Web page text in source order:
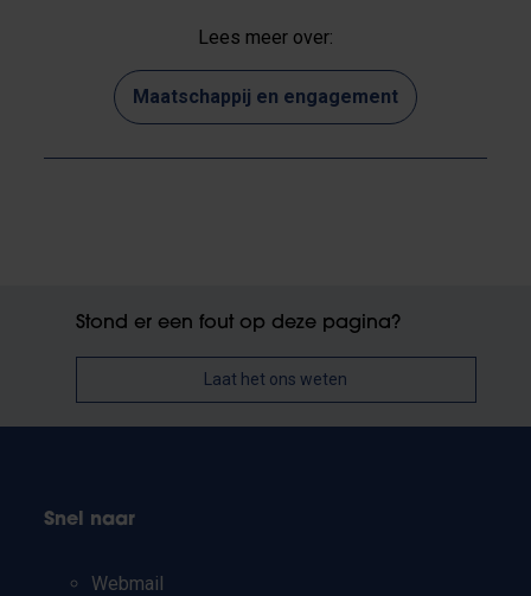
Lees meer over:
Maatschappij en engagement
Stond er een fout op deze pagina?
Laat het ons weten
Snel naar
Webmail